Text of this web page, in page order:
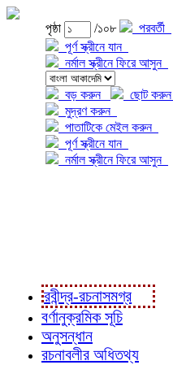
পৃষ্ঠা /১০৮ পরবর্তী
পূর্ণ স্ক্রীনে যান
নর্মাল স্ক্রীনে ফিরে আসুন
বড় করুন
ছোট করুন
মুদ্রণ করুন
পাতাটিকে মেইল করুন
পূর্ণ স্ক্রীনে যান
নর্মাল স্ক্রীনে ফিরে আসুন
রবীন্দ্র-রচনাসমগ্র
বর্ণানুক্রমিক সূচি
অনুসন্ধান
রচনাবলীর অধিতথ্য